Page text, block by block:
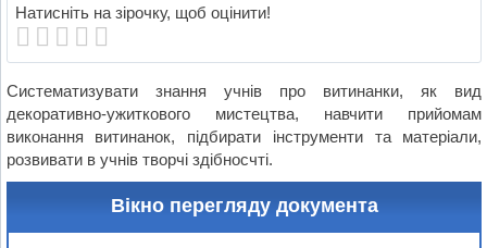
Натисніть на зірочку, щоб оцінити!
Систематизувати знання учнів про витинанки, як вид
декоративно-ужиткового мистецтва, навчити прийомам
виконання витинанок, підбирати інструменти та матеріали,
розвивати в учнів творчі здібносчті.
Вікно перегляду документа